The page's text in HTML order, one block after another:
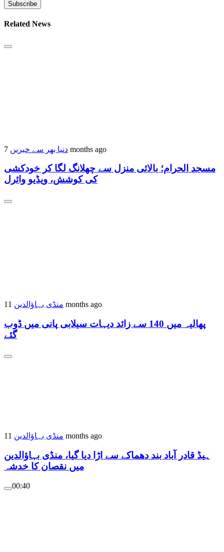
Related News
دنیا بھر سے خبریں 7 months ago
مسجد الحرام؛ بالائی منزل سے چھلانگ لگا کر خودکشی
کی کوشش، ویڈیو وائرل
منڈی بہاؤالدین 11 months ago
پھالیہ میں 140 سے زائد دیہات سیلابی پانی میں ڈوب
گئے
منڈی بہاؤالدین 11 months ago
ہیڈ قادر آباد بند دھماکے سے اڑا دیا گیا، منڈی بہاؤالدین
میں نقصان کا خدشہ
00:40